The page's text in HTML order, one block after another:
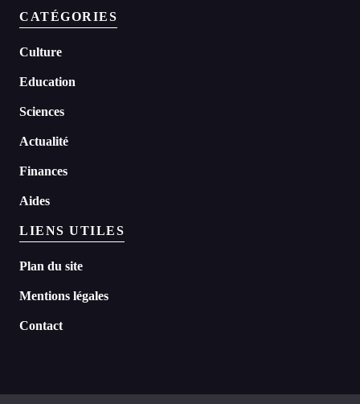
CATÉGORIES
Culture
Education
Sciences
Actualité
Finances
Aides
LIENS UTILES
Plan du site
Mentions légales
Contact